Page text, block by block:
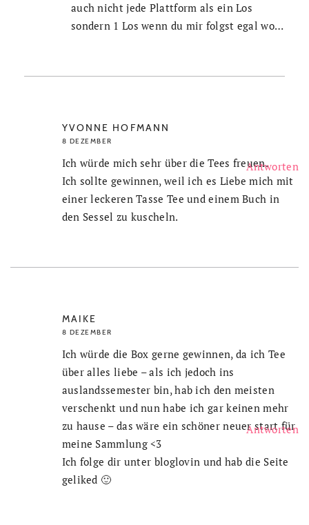
auch nicht jede Plattform als ein Los
sondern 1 Los wenn du mir folgst egal wo…
YVONNE HOFMANN
8 DEZEMBER
Ich würde mich sehr über die Tees freuen.
Ich sollte gewinnen, weil ich es Liebe mich mit
einer leckeren Tasse Tee und einem Buch in
den Sessel zu kuscheln.
MAIKE
8 DEZEMBER
Antworten
Ich würde die Box gerne gewinnen, da ich Tee
über alles liebe – als ich jedoch ins
auslandssemester bin, hab ich den meisten
verschenkt und nun habe ich gar keinen mehr
zu hause – das wäre ein schöner neuer start für
meine Sammlung <3
Ich folge dir unter bloglovin und hab die Seite
geliked 🙂
Antworten